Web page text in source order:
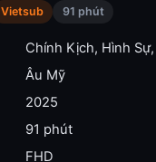
Vietsub 91 phút
Chính Kịch, Hình Sự,
Âu Mỹ
2025
91 phút
FHD